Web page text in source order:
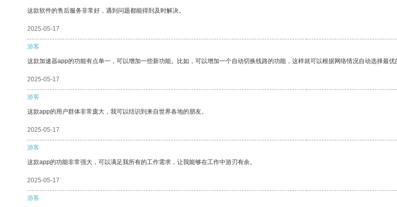
这款软件的售后服务非常好，遇到问题都能得到及时解决。
2025-05-17
游客
这款加速器app的功能有点单一，可以增加一些新功能。比如，可以增加一个自动切换线路的功能，这样就可以根据网络情况自动选择最优
2025-05-17
游客
这款app的用户群体非常庞大，我可以结识到来自世界各地的朋友。
2025-05-17
游客
这款app的功能非常强大，可以满足我所有的工作需求，让我能够在工作中游刃有余。
2025-05-17
游客